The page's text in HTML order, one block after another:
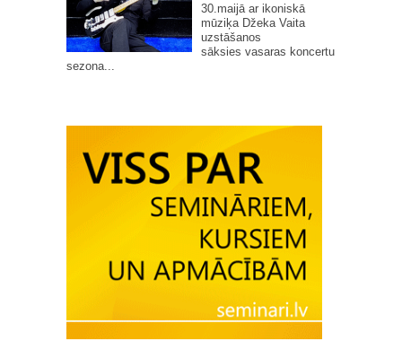
30.maijā ar ikoniskā
mūziķa Džeka Vaita
uzstāšanos
sāksies vasaras koncertu
sezona...